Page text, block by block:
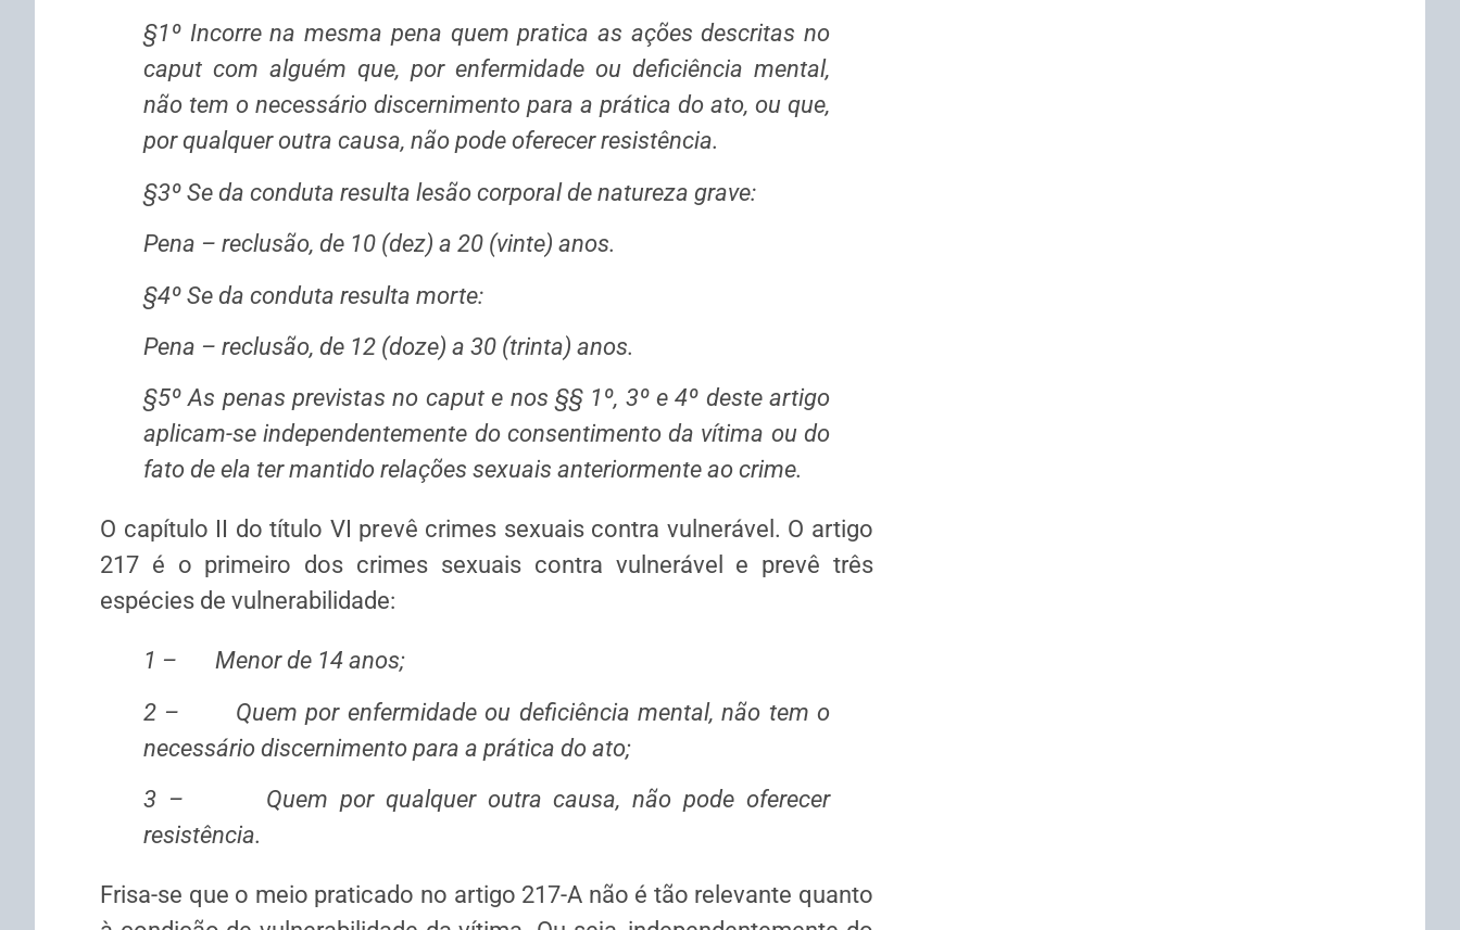
§1º Incorre na mesma pena quem pratica as ações descritas no
caput com alguém que, por enfermidade ou deficiência mental,
não tem o necessário discernimento para a prática do ato, ou que,
por qualquer outra causa, não pode oferecer resistência.
§3º Se da conduta resulta lesão corporal de natureza grave:
Pena – reclusão, de 10 (dez) a 20 (vinte) anos.
§4º Se da conduta resulta morte:
Pena – reclusão, de 12 (doze) a 30 (trinta) anos.
§5º As penas previstas no caput e nos §§ 1º, 3º e 4º deste artigo
aplicam-se independentemente do consentimento da vítima ou do
fato de ela ter mantido relações sexuais anteriormente ao crime.
O capítulo II do título VI prevê crimes sexuais contra vulnerável. O artigo
217 é o primeiro dos crimes sexuais contra vulnerável e prevê três
espécies de vulnerabilidade:
1 – Menor de 14 anos;
2 – Quem por enfermidade ou deficiência mental, não tem o
necessário discernimento para a prática do ato;
3 – Quem por qualquer outra causa, não pode oferecer
resistência.
Frisa-se que o meio praticado no artigo 217-A não é tão relevante quanto